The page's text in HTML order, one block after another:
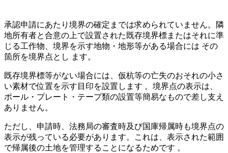
承認申請にあたり境界の確定までは求められていません。
隣
地所有者と合意の上で設置された既存境界標またはそれに準
じる工作物、境界を示す地物・地形等がある場合には その
箇所を境界点とし ます。
既存境界標等がない場合には、仮杭等の亡失のおそれの小さ
い素材で位置を示す目印を設置します 。 境界点の表示は、
ポール・プレート・テープ類の設置等簡易なもので差し支え
ありません。
ただし、申請時、法務局の審査時及び国庫帰属時も境界点の
表示が残っている必要があります。これは、表示された範囲
で帰属後の土地を管理することになるためです 。